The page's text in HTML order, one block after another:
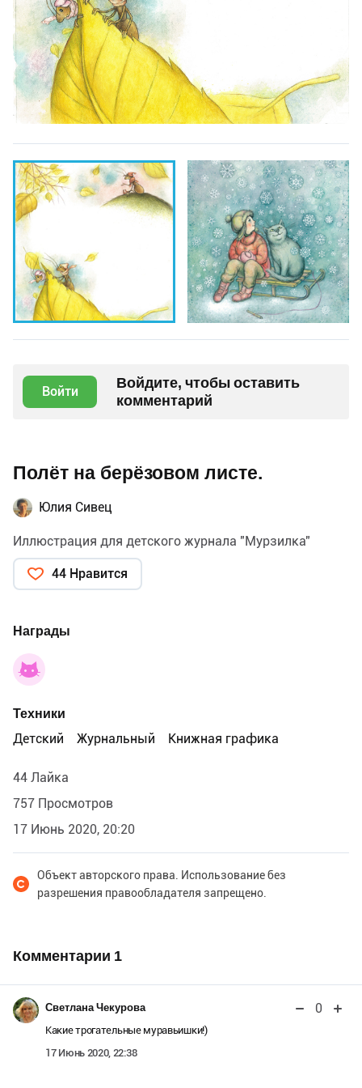
Войти
Войдите, чтобы оставить
комментарий
Полёт на берёзовом листе.
Юлия Сивец
Иллюстрация для детского журнала "Мурзилка"
44 Нравится
Награды
Техники
Детский
Журнальный Книжная графика
44 Лайка
757 Просмотров
17 Июнь 2020, 20:20
Объект авторского права. Использование без
разрешения правообладателя запрещено.
Комментарии 1
Светлана Чекурова 0
Какие трогательные муравьишки!)
17 Июнь 2020, 22:38